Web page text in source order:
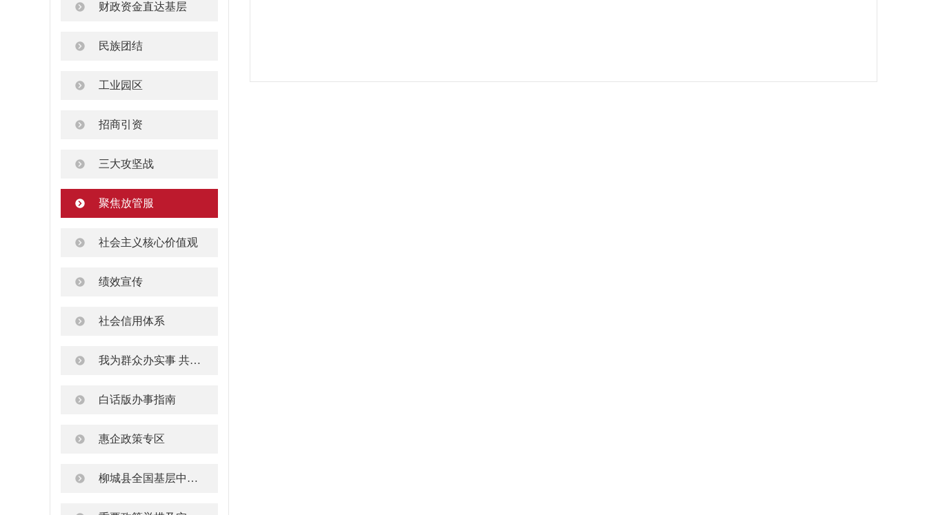
财政资金直达基层
民族团结
工业园区
招商引资
三大攻坚战
聚焦放管服
社会主义核心价值观
绩效宣传
社会信用体系
我为群众办实事 共建共享文明城
白话版办事指南
惠企政策专区
柳城县全国基层中医药工作示范县建议和投诉平台